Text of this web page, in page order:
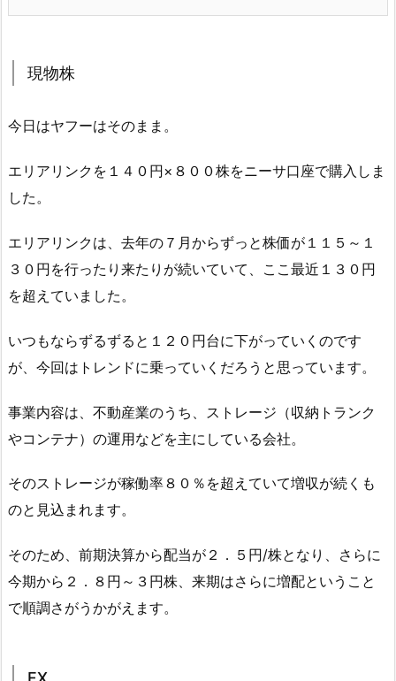
現物株
今日はヤフーはそのまま。
エリアリンクを１４０円×８００株をニーサ口座で購入しま
した。
エリアリンクは、去年の７月からずっと株価が１１５～１
３０円を行ったり来たりが続いていて、ここ最近１３０円
を超えていました。
いつもならずるずると１２０円台に下がっていくのです
が、今回はトレンドに乗っていくだろうと思っています。
事業内容は、不動産業のうち、ストレージ（収納トランク
やコンテナ）の運用などを主にしている会社。
そのストレージが稼働率８０％を超えていて増収が続くも
のと見込まれます。
そのため、前期決算から配当が２．５円/株となり、さらに
今期から２．８円～３円株、来期はさらに増配ということ
で順調さがうかがえます。